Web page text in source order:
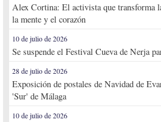
Alex Cortina: El activista que transforma
la mente y el corazón
10 de julio de 2026
Se suspende el Festival Cueva de Nerja
28 de julio de 2026
Exposición de postales de Navidad de
'Sur' de Málaga
10 de julio de 2026